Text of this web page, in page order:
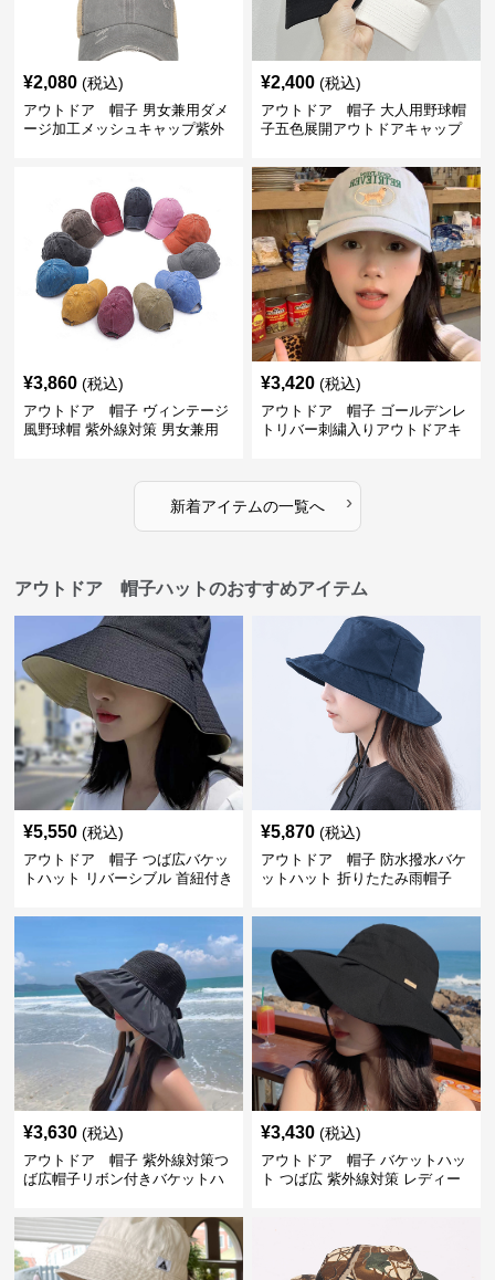
¥2,080 (税込)
アウトドア 帽子 男女兼用ダメ
ージ加工メッシュキャップ紫外
¥2,400 (税込)
アウトドア 帽子 大人用野球帽
子五色展開アウトドアキャップ
¥3,860 (税込)
アウトドア 帽子 ヴィンテージ
風野球帽 紫外線対策 男女兼用
¥3,420 (税込)
アウトドア 帽子 ゴールデンレ
トリバー刺繍入りアウトドアキ
新着アイテムの一覧へ ›
アウトドア 帽子ハットのおすすめアイテム
¥5,550 (税込)
アウトドア 帽子 つば広バケッ
トハット リバーシブル 首紐付き
¥5,870 (税込)
アウトドア 帽子 防水撥水バケ
ットハット 折りたたみ雨帽子
¥3,630 (税込)
アウトドア 帽子 紫外線対策つ
ば広帽子リボン付きバケットハ
¥3,430 (税込)
アウトドア 帽子 バケットハッ
ト つば広 紫外線対策 レディー